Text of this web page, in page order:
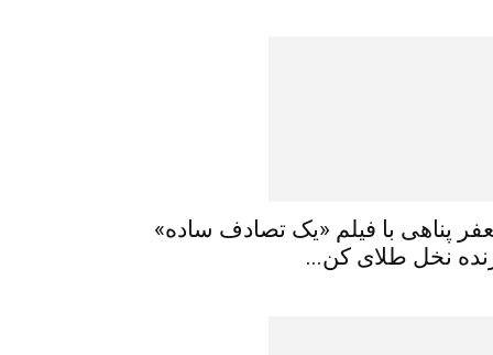
پناهی با فیلم «یک تصادف ساده»
نخل طلای کن...